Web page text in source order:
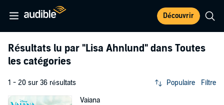
Découvrir
Résultats lu par "Lisa Ahnlund" dans Toutes
les catégories
1 - 20 sur 36 résultats Populaire Filtre
Vaiana